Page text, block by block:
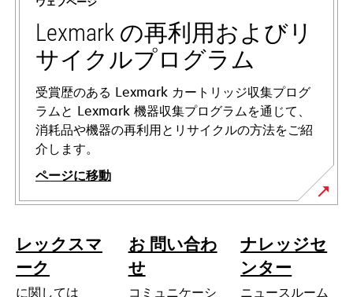
Lexmark の再利用およびリ
サイクルプログラム
受賞歴のある Lexmark カートリッジ収集プログ
ラムと Lexmark 機器収集プログラムを通じて、
消耗品や機器の再利用とリサイクルの方法をご紹
介します。
ページに移動
レックスマ
ーク
に関しては
お 問い合わ
せ
コミュニケーシ
ナレッジセ
ンター
ニュースルーム